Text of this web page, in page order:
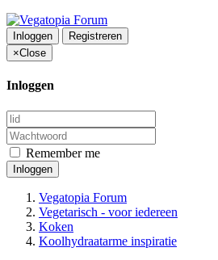
Inloggen
Registreren
×Close
Inloggen
Remember me
Inloggen
Vegatopia Forum
Vegetarisch - voor iedereen
Koken
Koolhydraatarme inspiratie